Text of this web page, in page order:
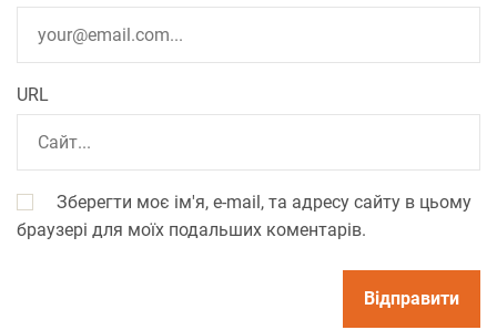
URL
Зберегти моє ім'я, e-mail, та адресу сайту в цьому
браузері для моїх подальших коментарів.